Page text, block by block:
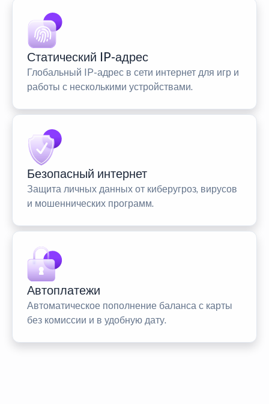
Статический IP-адрес
Глобальный IP-адрес в сети интернет для игр и
работы с несколькими устройствами.
Безопасный интернет
Защита личных данных от киберугроз, вирусов
и мошеннических программ.
Автоплатежи
Автоматическое пополнение баланса с карты
без комиссии и в удобную дату.